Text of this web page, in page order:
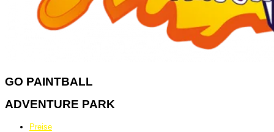
GO PAINTBALL
ADVENTURE PARK
Preise